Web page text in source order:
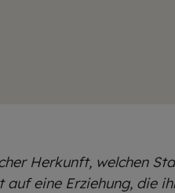
Herkunft, welchen
eine Erziehung, die